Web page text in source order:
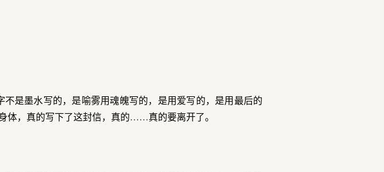
是墨水写的，是喻雾用魂魄写的，是用爱写的，是用最后的
体，真的写下了这封信，真的……真的要离开了。